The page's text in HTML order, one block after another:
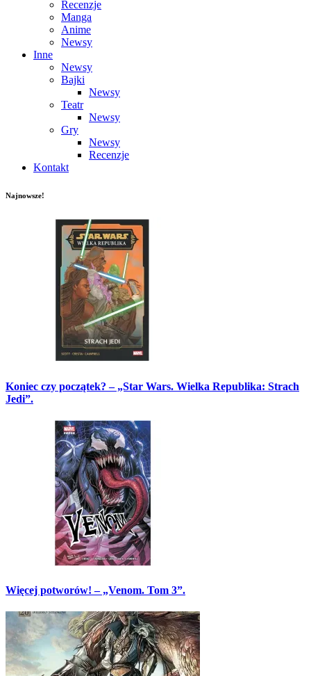
Recenzje
Manga
Anime
Newsy
Inne
Newsy
Bajki
Newsy
Teatr
Newsy
Gry
Newsy
Recenzje
Kontakt
Najnowsze!
Koniec czy początek? – „Star Wars. Wielka Republika: Strach
Jedi”.
Więcej potworów! – „Venom. Tom 3”.